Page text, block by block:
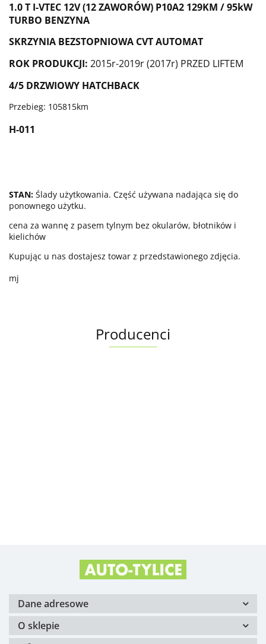
1.0 T I-VTEC 12V (12 ZAWORÓW) P10A2 129KM / 95kW
TURBO BENZYNA
SKRZYNIA BEZSTOPNIOWA CVT AUTOMAT
ROK PRODUKCJI: 2015r-2019r (2017r) PRZED LIFTEM
4/5 DRZWIOWY HATCHBACK
Przebieg: 105815km
H-011
STAN: Ślady użytkowania. Część używana nadająca się do
ponownego użytku.
cena za wannę z pasem tylnym bez okularów, błotników i
kielichów
Kupując u nas dostajesz towar z przedstawionego zdjęcia.
mj
Producenci
Dane adresowe
O sklepie